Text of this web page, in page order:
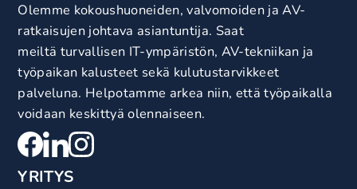
Olemme kokoushuoneiden, valvomoiden ja AV-
ratkaisujen johtava asiantuntija. Saat
meiltä turvallisen IT-ympäristön, AV-tekniikan ja
työpaikan kalusteet sekä kulutustarvikkeet
palveluna. Helpotamme arkea niin, että työpaikalla
voidaan keskittyä olennaiseen.
YRITYS